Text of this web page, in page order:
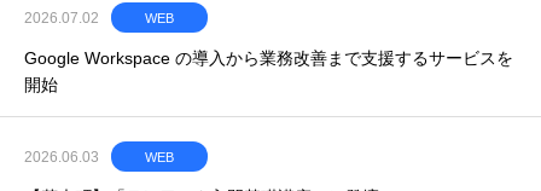
2026.07.02 WEB
Google Workspace の導入から業務改善まで支援するサービスを
開始
2026.06.03 WEB